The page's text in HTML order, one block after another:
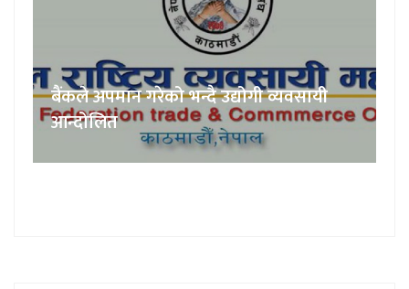
बैंकले अपमान गरेको भन्दै उद्योगी व्यवसायी
आन्दोलित